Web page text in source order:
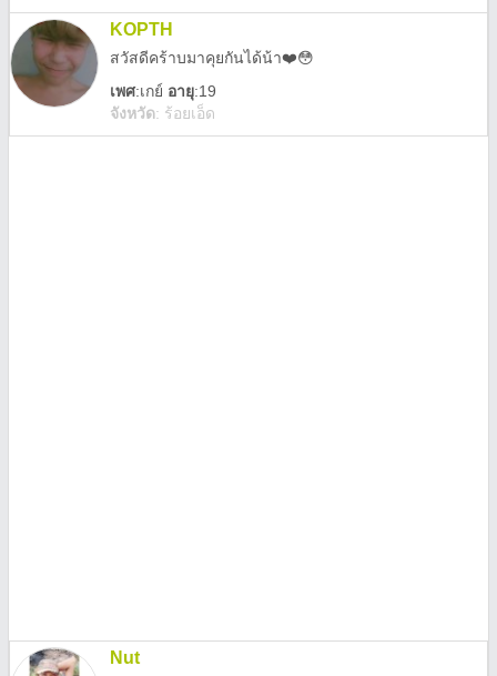
KOPTH
สวัสดีคร้าบมาคุยกันได้น้า❤️😳
เพศ:เกย์ อายุ:19
จังหวัด: ร้อยเอ็ด
Nut